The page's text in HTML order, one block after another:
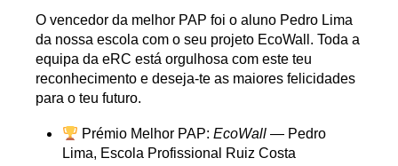
O vencedor da melhor PAP foi o aluno Pedro Lima
da nossa escola com o seu projeto EcoWall. Toda a
equipa da eRC está orgulhosa com este teu
reconhecimento e deseja-te as maiores felicidades
para o teu futuro.
Prémio Melhor PAP: EcoWall — Pedro
Lima, Escola Profissional Ruiz Costa